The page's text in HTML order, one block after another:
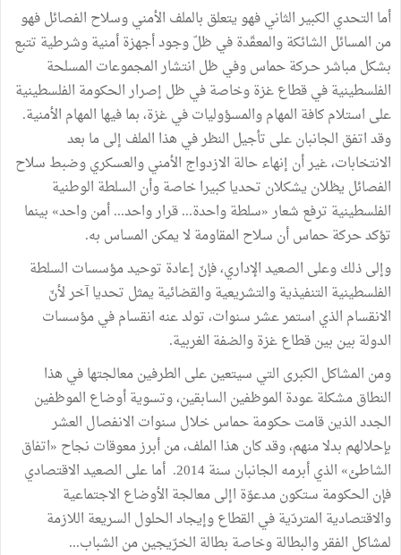
أما التحدي الكبير الثاني فهو يتعلق بالملف الأمني وسلاح الفصائل فهو
من المسائل الشائكة والمعقّدة في ظلّ وجود أجهزة أمنية وشرطية تتبع
بشكل مباشر حـركة حماس وفي ظل انتشار المجموعات المسلحة
الفلسطينية في قطاع غزة وخاصة في ظل إصرار الحكومة الفلسطينية
على استلام كافة المهام والمسؤوليات في غزة، بما فيها المهام الأمنية.
وقد اتفق الجانبان على تأجيل النظر في هذا الملف إلى ما بعد
الانتخابات، غير أن إنهاء حالة الازدواج الأمني والعسكري وضبط سلاح
الفصائل يظلان يشكلان تحديا كبيرا خاصة وأن السلطة الوطنية
الفلسطينية ترفع شعار «سلطة واحدة... قرار واحد... أمن واحد» بينما
تؤكد حركة حماس أن سلاح المقاومة لا يمكن المساس به.
وإلى ذلك وعلى الصعيد الإداري، فإنّ إعادة توحيد مؤسسات السلطة
الفلسطينية التنفيذية والتشريعية والقضائية يمثل تحديا آخر لأنّ
الانقسام الذي استمر عشر سنوات، تولد عنه انقسام في مؤسسات
الدولة بين بين قطاع غزة والضفة الغربية.
ومن المشاكل الكبرى التي سيتعين على الطرفين معالجتها في هذا
النطاق مشكلة عودة الموظفين السابقين، وتسوية أوضاع الموظفين
الجدد الذين قامت حكومة حماس خلال سنوات الانفصال العشر
بإحلالهم بدلا منهم، وقد كان هذا الملف، من أبرز معوقات نجاح «اتفاق
الشاطئ» الذي أبرمه الجانبان سنة 2014. أما على الصعيد الاقتصادي
فإن الحكومة ستكون مدعوّة اإلى معالجة الأوضاع الاجتماعية
والاقتصادية المتردّية في القطاع وإيجاد الحلول السريعة اللازمة
لمشاكل الفقر والبطالة وخاصة بطالة الخرّيجين من الشباب...